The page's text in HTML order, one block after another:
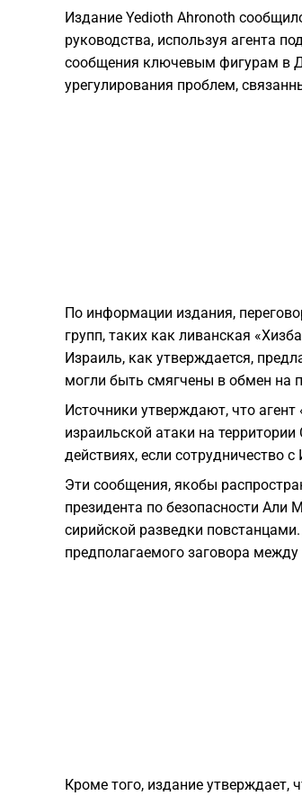
Издание Yedioth Ahronoth
руководства, используя агента
сообщения ключевым фигурам в
урегулирования проблем,
По информации издания,
групп, таких как ливанская
Израиль, как утверждается,
могли быть смягчены в обмен на
Источники утверждают, что
израильской атаки на
действиях, если сотрудничество
Эти сообщения, якобы
президента по безопасности Али
сирийской разведки
предполагаемого заговора
Кроме того, издание утверждает,